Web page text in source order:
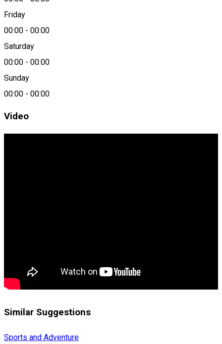
Friday
00:00 - 00:00
Saturday
00:00 - 00:00
Sunday
00:00 - 00:00
About
Dirt Park Sibiu
*Sursa foto
*Sursa video
Video
Similar Suggestions
Sports and Adventure